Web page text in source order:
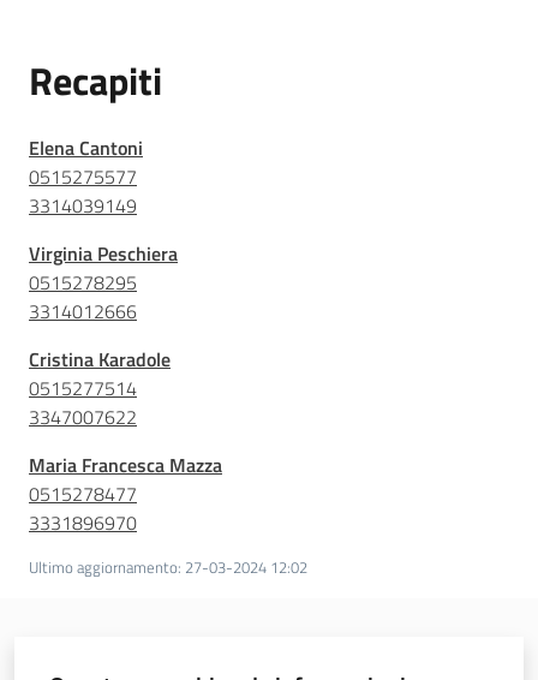
Recapiti
Elena Cantoni
0515275577
3314039149
Virginia Peschiera
0515278295
3314012666
Cristina Karadole
0515277514
3347007622
Maria Francesca Mazza
0515278477
3331896970
Ultimo aggiornamento: 27-03-2024 12:02